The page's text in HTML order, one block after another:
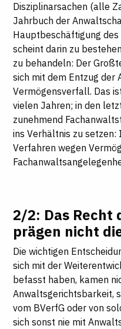
Disziplinarsachen (alle
Jahrbuch der
Hauptbeschäftigung
scheint darin zu
zu behandeln: Der
sich mit dem Entzug der
Vermögensverfall. Das
vielen Jahren; in den
zunehmend
ins Verhältnis zu
Verfahren wegen
2/2: Das Recht
prägen nicht
Die wichtigen
sich mit der
befasst haben, kamen
Anwaltsgerichtsbarkeit,
vom BVerfG oder von
sich sonst nie mit